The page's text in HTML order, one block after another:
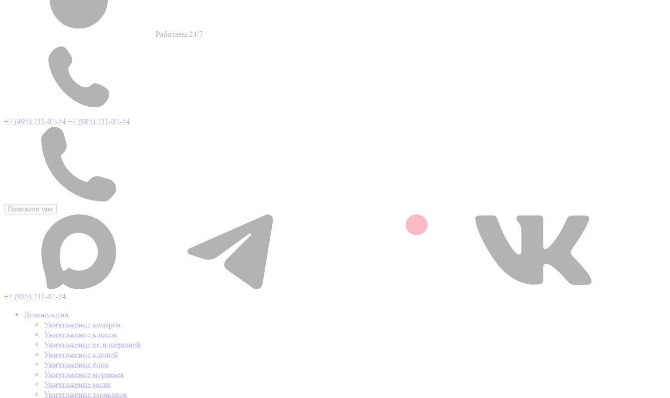
Работаем 24/7
+7 (495) 211-02-74 +7 (985) 211-02-74
Позвоните мне
+7 (985) 211-02-74
Дезинсекция
Уничтожение комаров
Уничтожение клопов
Уничтожение ос и шершней
Уничтожение клещей
Уничтожение блох
Уничтожение муравьев
Уничтожение моли
Уничтожение тараканов